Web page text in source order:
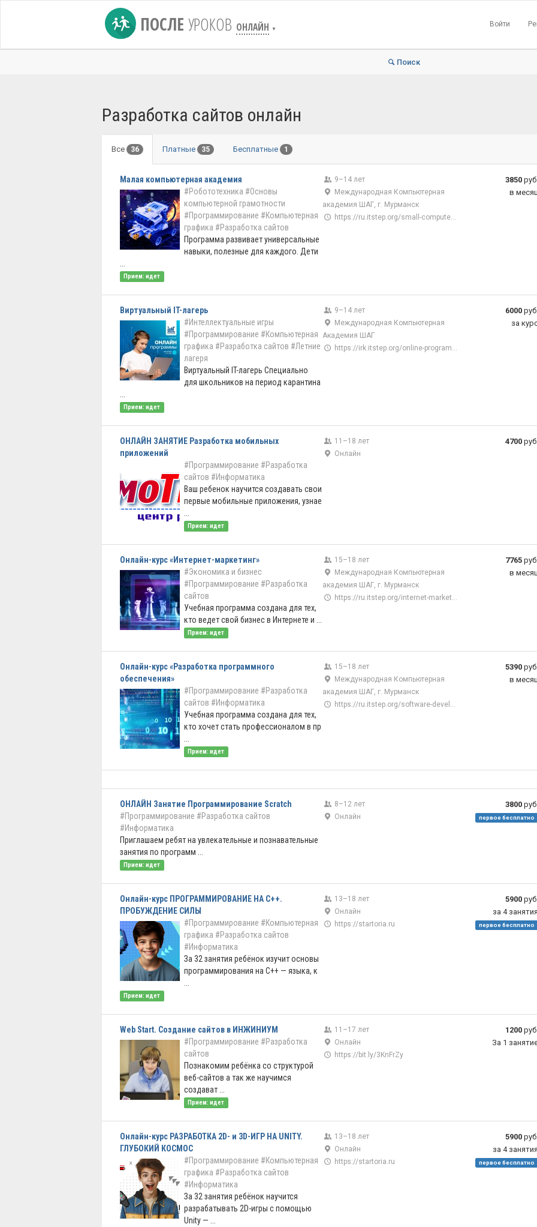
ПОСЛЕ УРОКОВ ОНЛАЙН ▼
Войти
Поиск
Разработка сайтов онлайн
Все 36 Платные 35 Бесплатные 1
Малая компьютерная академия
#Робототехника #Основы
компьютерной грамотности
#Программирование #Компьютерная
графика #Разработка сайтов
Программа развивает универсальные
навыки, полезные для каждого. Дети
Прием: идет
9–14 лет
Международная Компьютерная
академия ШАГ, г. Мурманск
https://ru.itstep.org/small-computer-academy
3850
в
Виртуальный IT-лагерь
#Интеллектуальные игры
#Программирование #Компьютерная
графика #Разработка сайтов #Летние
лагеря
Виртуальный IT-лагерь Специально
для школьников на период карантина
Прием: идет
9–14 лет
Международная Компьютерная
Академия ШАГ
https://irk.itstep.org/online-programs-for-children
6000
за
ОНЛАЙН ЗАНЯТИЕ Разработка мобильных
приложений
#Программирование #Разработка
сайтов #Информатика
Ваш ребенок научится создавать свои
первые мобильные приложения, узнае
Прием: идет
11–18 лет
Онлайн
4700
Онлайн-курс «Интернет-маркетинг»
#Экономика и бизнес
#Программирование #Разработка
сайтов
Учебная программа создана для тех,
кто ведет свой бизнес в Интернете и ...
Прием: идет
15–18 лет
Международная Компьютерная
академия ШАГ, г. Мурманск
https://ru.itstep.org/internet-marketing
7765
в
Онлайн-курс «Разработка программного
обеспечения»
#Программирование #Разработка
сайтов #Информатика
Учебная программа создана для тех,
кто хочет стать профессионалом в пр
Прием: идет
15–18 лет
Международная Компьютерная
академия ШАГ, г. Мурманск
https://ru.itstep.org/software-development
5390
в
ОНЛАЙН Занятие Программирование Scratch
#Программирование #Разработка сайтов
#Информатика
Приглашаем ребят на увлекательные и познавательные
занятия по программ ...
Прием: идет
8–12 лет
Онлайн
3800
первое бесплатно
Онлайн-курс ПРОГРАММИРОВАНИЕ НА С++.
ПРОБУЖДЕНИЕ СИЛЫ
#Программирование #Компьютерная
графика #Разработка сайтов
#Информатика
За 32 занятия ребёнок изучит основы
программирования на С++ — языка, к
Прием: идет
13–18 лет
Онлайн
https://startoria.ru
5900
за 4 занятия
первое бесплатно
Web Start. Создание сайтов в ИНЖИНИУМ
#Программирование #Разработка
сайтов
Познакомим ребёнка со структурой
веб-сайтов а так же научимся
создават ...
Прием: идет
11–17 лет
Онлайн
https://bit.ly/3KnFrZy
1200
За 1
Онлайн-курс РАЗРАБОТКА 2D- и 3D-ИГР НА UNITY.
ГЛУБОКИЙ КОСМОС
#Программирование #Компьютерная
графика #Разработка сайтов
#Информатика
За 32 занятия ребёнок научится
разрабатывать 2D-игры с помощью
Unity — ...
13–18 лет
Онлайн
https://startoria.ru
5900
за 4 занятия
первое бесплатно